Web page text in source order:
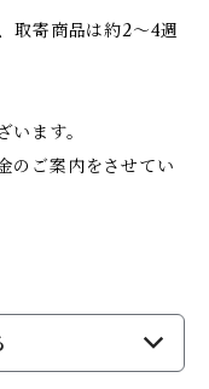
取寄商品は約2〜4週
ます。
のご案内をさせてい